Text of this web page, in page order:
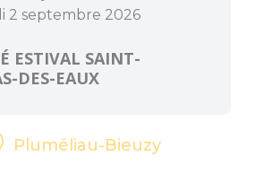
2 septembre 2026
ESTIVAL SAINT-
DES-EAUX
Pluméliau-Bieuzy